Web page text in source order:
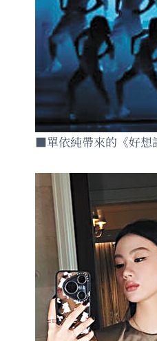
■單依純帶來的《好想